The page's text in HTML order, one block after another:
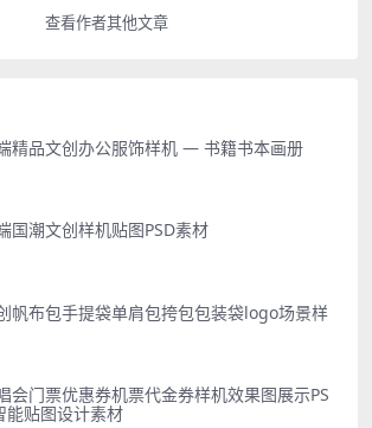
查看作者其他文章
精品文创办公服饰样机 — 书籍书本画册
国潮文创样机贴图PSD素材
帆布包手提袋单肩包挎包包装袋logo场景样
会门票优惠券机票代金券样机效果图展示PS
能贴图设计素材